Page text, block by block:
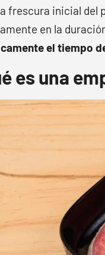
frescura inicial del
en la
el tiempo
es una